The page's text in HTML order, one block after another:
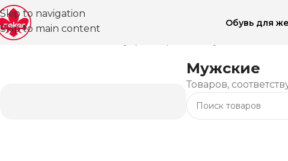
Skip to navigation
Skip to main content
Обувь для
Главная
Мужские
Товаров,